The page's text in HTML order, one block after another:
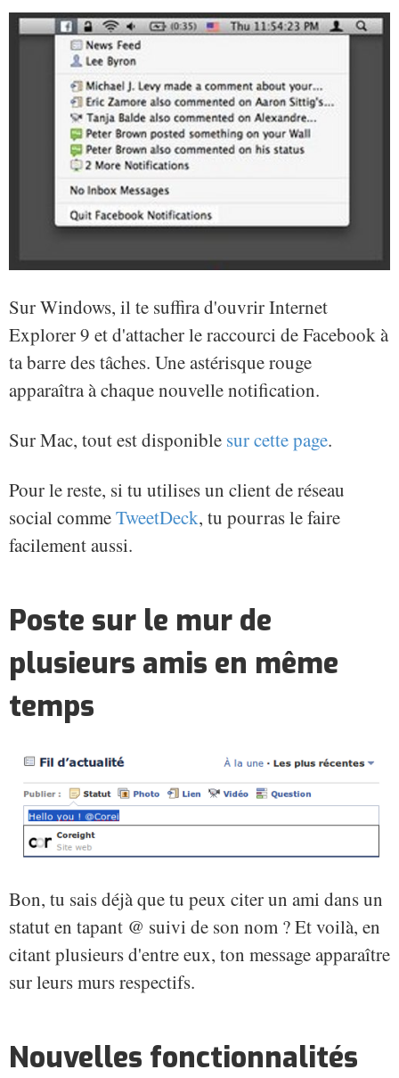
Sur Windows, il te suffira d'ouvrir Internet
Explorer 9 et d'attacher le raccourci de Facebook à
ta barre des tâches. Une astérisque rouge
apparaîtra à chaque nouvelle notification.
Sur Mac, tout est disponible sur cette page.
Pour le reste, si tu utilises un client de réseau
social commeTweetDeck, tu pourras le faire
facilement aussi.
Poste sur le mur de
plusieurs amis en même
temps
Bon, tu sais déjà que tu peux citer un ami dans un
statut en tapant @ suivi de son nom ? Et voilà, en
citant plusieurs d'entre eux, ton message apparaître
sur leurs murs respectifs.
Nouvelles fonctionnalités